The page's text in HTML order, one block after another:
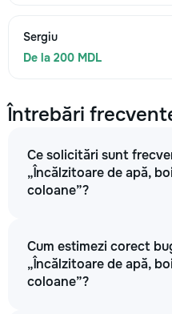
Sergiu
De la 200 MDL
Întrebări
Ce solicitări sunt
„Încălzitoare de apă,
coloane”?
Cum estimezi corect
„Încălzitoare de apă,
coloane”?